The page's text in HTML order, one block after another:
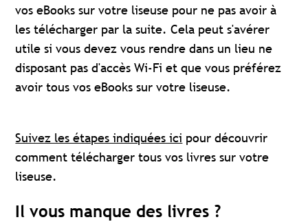
vos eBooks sur votre liseuse pour ne pas avoir à
les télécharger par la suite. Cela peut s'avérer
utile si vous devez vous rendre dans un lieu ne
disposant pas d'accès Wi-Fi et que vous préférez
avoir tous vos eBooks sur votre liseuse.
Suivez les étapes indiquées ici pour découvrir
comment télécharger tous vos livres sur votre
liseuse.
Il vous manque des livres ?